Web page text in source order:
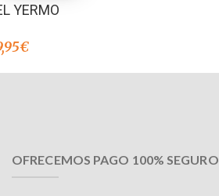
YERMO
€
OFRECEMOS PAGO 100% SEGURO